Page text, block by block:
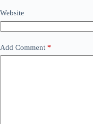
Website
Add Comment *